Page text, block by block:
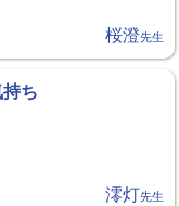
桜澄先生
ち
澪灯先生